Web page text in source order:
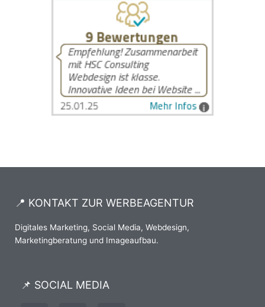
📍 KONTAKT ZUR WERBEAGENTUR
Digitales Marketing, Social Media, Webdesign,
Marketingberatung und Imageaufbau.
📌 SOCIAL MEDIA